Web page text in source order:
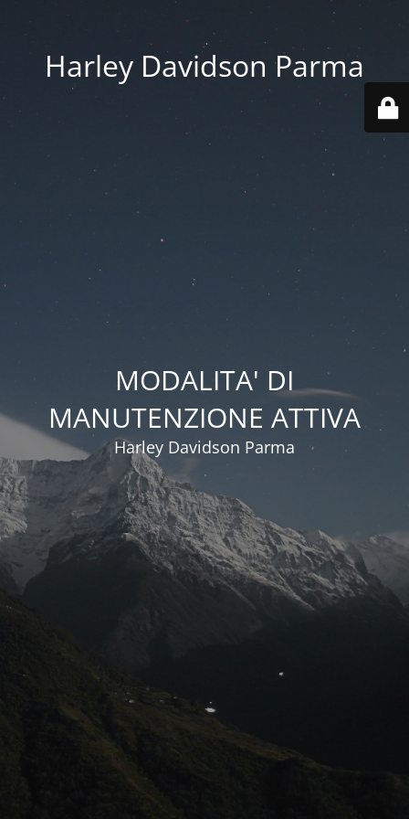
Harley Davidson Parma
MODALITA' DI
MANUTENZIONE ATTIVA
Harley Davidson Parma